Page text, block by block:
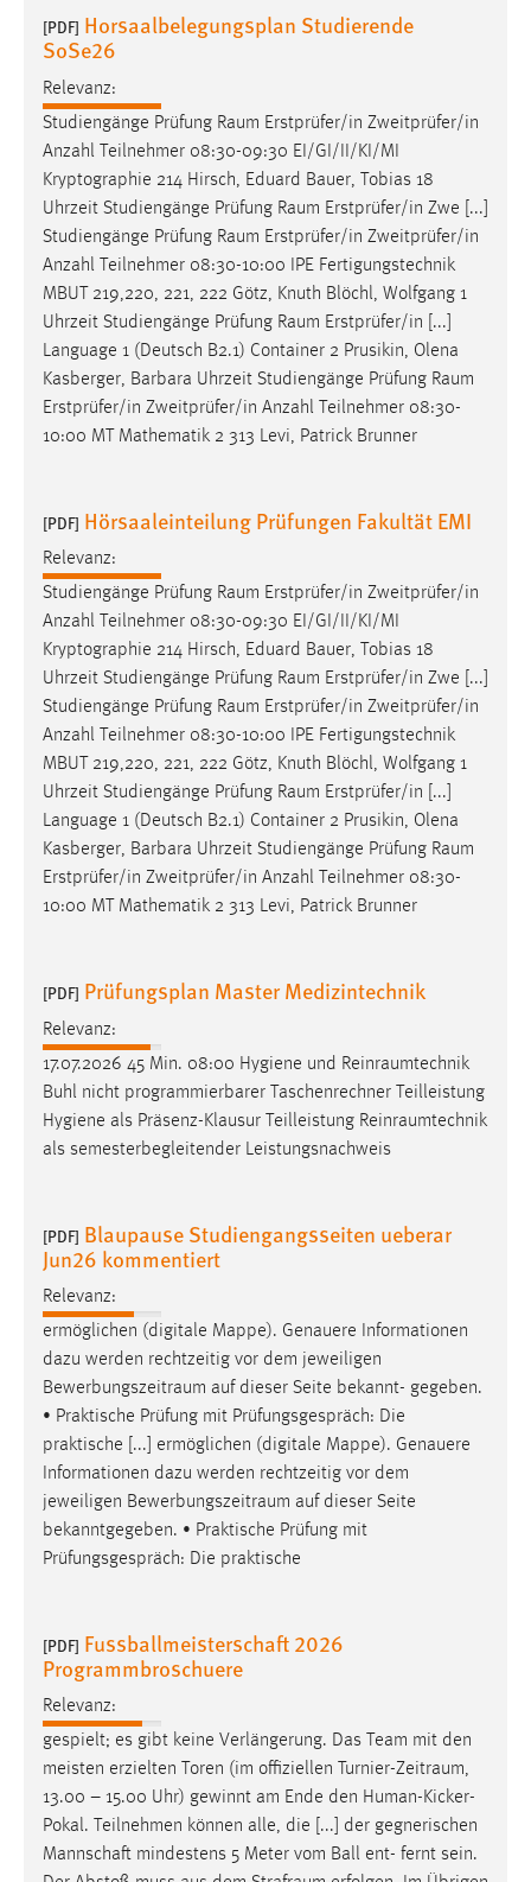
[PDF] Horsaalbelegungsplan Studierende
SoSe26
Relevanz:
Studiengänge Prüfung Raum Erstprüfer/in Zweitprüfer/in
Anzahl Teilnehmer 08:30-09:30 EI/GI/II/KI/MI
Kryptographie 214 Hirsch, Eduard Bauer, Tobias 18
Uhrzeit Studiengänge Prüfung Raum Erstprüfer/in Zwe [...]
Studiengänge Prüfung Raum Erstprüfer/in Zweitprüfer/in
Anzahl Teilnehmer 08:30-10:00 IPE Fertigungstechnik
MBUT 219,220, 221, 222 Götz, Knuth Blöchl, Wolfgang 1
Uhrzeit Studiengänge Prüfung Raum Erstprüfer/in [...]
Language 1 (Deutsch B2.1) Container 2 Prusikin, Olena
Kasberger, Barbara Uhrzeit Studiengänge Prüfung Raum
Erstprüfer/in Zweitprüfer/in Anzahl Teilnehmer 08:30-
10:00 MT Mathematik 2 313 Levi, Patrick Brunner
[PDF] Hörsaaleinteilung Prüfungen Fakultät EMI
Relevanz:
Studiengänge Prüfung Raum Erstprüfer/in Zweitprüfer/in
Anzahl Teilnehmer 08:30-09:30 EI/GI/II/KI/MI
Kryptographie 214 Hirsch, Eduard Bauer, Tobias 18
Uhrzeit Studiengänge Prüfung Raum Erstprüfer/in Zwe [...]
Studiengänge Prüfung Raum Erstprüfer/in Zweitprüfer/in
Anzahl Teilnehmer 08:30-10:00 IPE Fertigungstechnik
MBUT 219,220, 221, 222 Götz, Knuth Blöchl, Wolfgang 1
Uhrzeit Studiengänge Prüfung Raum Erstprüfer/in [...]
Language 1 (Deutsch B2.1) Container 2 Prusikin, Olena
Kasberger, Barbara Uhrzeit Studiengänge Prüfung Raum
Erstprüfer/in Zweitprüfer/in Anzahl Teilnehmer 08:30-
10:00 MT Mathematik 2 313 Levi, Patrick Brunner
[PDF] Prüfungsplan Master Medizintechnik
Relevanz:
17.07.2026 45 Min. 08:00 Hygiene und Reinraumtechnik
Buhl nicht programmierbarer Taschenrechner Teilleistung
Hygiene als Präsenz-Klausur Teilleistung Reinraumtechnik
als semesterbegleitender Leistungsnachweis
[PDF] Blaupause Studiengangsseiten ueberar
Jun26 kommentiert
Relevanz:
ermöglichen (digitale Mappe). Genauere Informationen
dazu werden rechtzeitig vor dem jeweiligen
Bewerbungszeitraum auf dieser Seite bekannt- gegeben.
• Praktische Prüfung mit Prüfungsgespräch: Die
praktische [...] ermöglichen (digitale Mappe). Genauere
Informationen dazu werden rechtzeitig vor dem
jeweiligen Bewerbungszeitraum auf dieser Seite
bekanntgegeben. • Praktische Prüfung mit
Prüfungsgespräch: Die praktische
[PDF] Fussballmeisterschaft 2026
Programmbroschuere
Relevanz:
gespielt; es gibt keine Verlängerung. Das Team mit den
meisten erzielten Toren (im offiziellen Turnier-Zeitraum,
13.00 – 15.00 Uhr) gewinnt am Ende den Human-Kicker-
Pokal. Teilnehmen können alle, die [...] der gegnerischen
Mannschaft mindestens 5 Meter vom Ball ent- fernt sein.
Conversion-Tracking
3 Monate
Facebook Pixel
Name:
_fbp
Anbieter:
Facebook
Zweck:
Conversion-Tracking
Cookie Laufzeit:
3 Monate
EXTERNE MEDIEN
Um Inhalte von Videoplattformen und Social Media
Plattformen anzeigen zu können, werden von diesen
externen Medien Cookies gesetzt.
YouTube
Vimeo